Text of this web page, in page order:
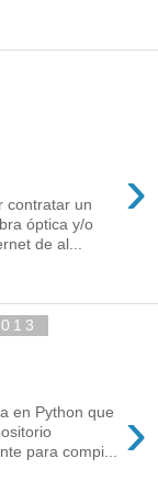
›
contratar un
óptica y/o
de al...
›
en Python que
para compi...